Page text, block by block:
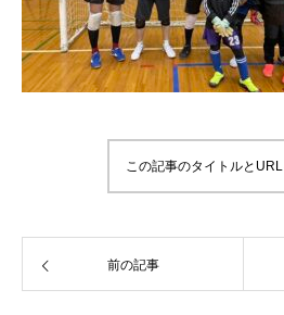
この記事のタイトルと
前の記事